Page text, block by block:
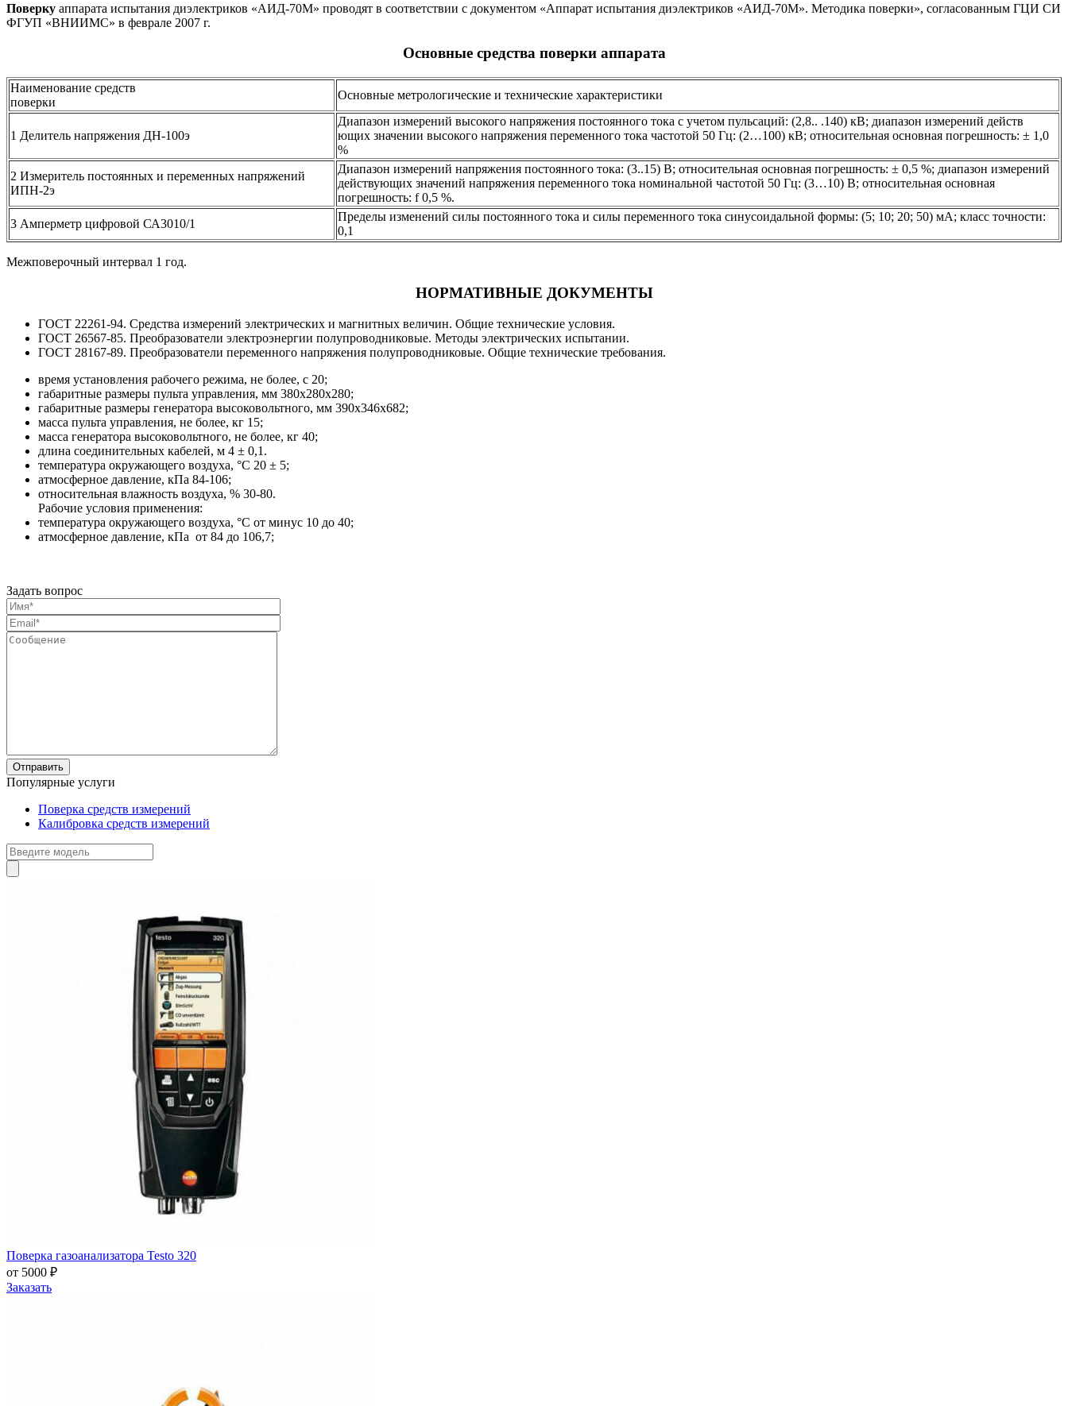
Поверку аппарата испытания диэлектриков «АИД-70М» проводят в соответствии с документом «Аппарат испытания диэлектриков «АИД-70М». Методика поверки», согласованным ГЦИ СИ
ФГУП «ВНИИМС» в феврале 2007 г.
Основные средства поверки аппарата
Наименование средств
поверки
Основные метрологические и технические характеристики
1 Делитель напряжения ДН-100э
Диапазон измерений высокого напряжения постоянного тока с учетом пульсаций: (2,8.. .140) кВ; диапазон измерений действ
ющих значении высокого напряжения переменного тока частотой 50 Гц: (2…100) кВ; относительная основная погрешность: ± 1,0
%
2 Измеритель постоянных и переменных напряжений
ИПН-2э
Диапазон измерений напряжения постоянного тока: (3..15) В; относительная основная погрешность: ± 0,5 %; диапазон измерений
действующих значений напряжения переменного тока номинальной частотой 50 Гц: (3…10) В; относительная основная
погрешность: f 0,5 %.
3 Амперметр цифровой СА3010/1
Пределы изменений силы постоянного тока и силы переменного тока синусоидальной формы: (5; 10; 20; 50) мА; класс точности:
0,1
Межповерочный интервал 1 год.
НОРМАТИВНЫЕ ДОКУМЕНТЫ
ГОСТ 22261-94. Средства измерений электрических и магнитных величин. Общие технические условия.
ГОСТ 26567-85. Преобразователи электроэнергии полупроводниковые. Методы электрических испытании.
ГОСТ 28167-89. Преобразователи переменного напряжения полупроводниковые. Общие технические требования.
время установления рабочего режима, не более, с 20;
габаритные размеры пульта управления, мм 380х280х280;
габаритные размеры генератора высоковольтного, мм 390х346х682;
масса пульта управления, не более, кг 15;
масса генератора высоковольтного, не более, кг 40;
длина соединительных кабелей, м 4 ± 0,1.
температура окружающего воздуха, °С 20 ± 5;
атмосферное давление, кПа 84-106;
относительная влажность воздуха, % 30-80.
Рабочие условия применения:
температура окружающего воздуха, °С от минус 10 до 40;
атмосферное давление, кПа от 84 до 106,7;
Задать вопрос
Популярные услуги
Поверка средств измерений
Калибровка средств измерений
Поверка газоанализатора Testo 320
от 5000 ₽
Заказать